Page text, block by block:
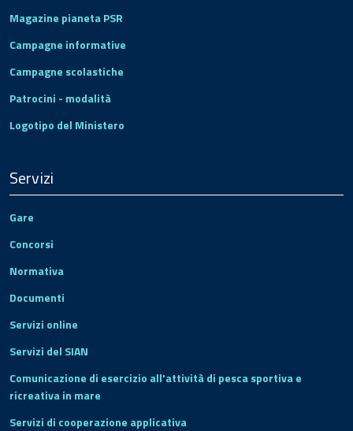
Magazine pianeta PSR
Campagne informative
Campagne scolastiche
Patrocini - modalità
Logotipo del Ministero
Servizi
Gare
Concorsi
Normativa
Documenti
Servizi online
Servizi del SIAN
Comunicazione di esercizio all'attività di pesca sportiva e
ricreativa in mare
Servizi di cooperazione applicativa